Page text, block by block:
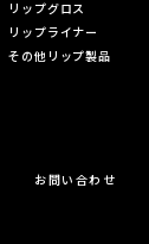
リップグロス
リップライナー
その他リップ製品
お問い合わせ